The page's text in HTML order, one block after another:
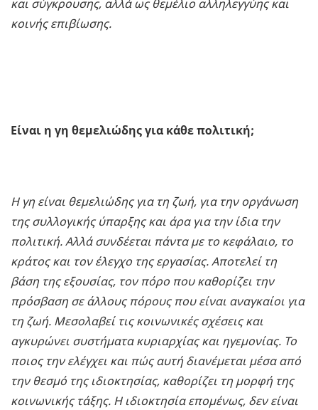
και σύγκρουσης, αλλά ως θεμέλιο αλληλεγγύης και
κοινής επιβίωσης.
Είναι η γη θεμελιώδης για κάθε πολιτική;
Η γη είναι θεμελιώδης για τη ζωή, για την οργάνωση
της συλλογικής ύπαρξης και άρα για την ίδια την
πολιτική. Αλλά συνδέεται πάντα με το κεφάλαιο, το
κράτος και τον έλεγχο της εργασίας. Αποτελεί τη
βάση της εξουσίας, τον πόρο που καθορίζει την
πρόσβαση σε άλλους πόρους που είναι αναγκαίοι για
τη ζωή. Μεσολαβεί τις κοινωνικές σχέσεις και
αγκυρώνει συστήματα κυριαρχίας και ηγεμονίας. Το
ποιος την ελέγχει και πώς αυτή διανέμεται μέσα από
την θεσμό της ιδιοκτησίας, καθορίζει τη μορφή της
κοινωνικής τάξης. Η ιδιοκτησία επομένως, δεν είναι